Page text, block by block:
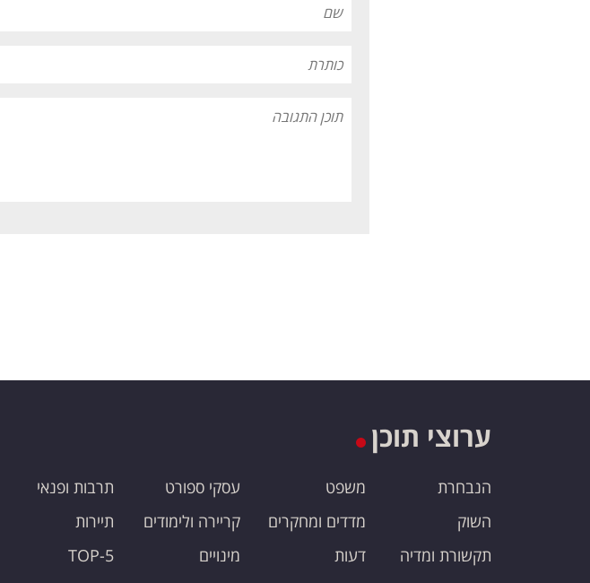
ערוצי תוכן
הנבחרת
השוק
תקשורת ומדיה
משפט
מדדים ומחקרים
דעות
עסקי ספורט
קריירה ולימודים
מינויים
תרבות ופנאי
תיירות
TOP-5